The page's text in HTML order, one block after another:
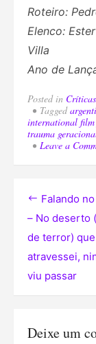
Roteiro:
Elenco:
Villa
Ano de
Posted in Críticas
Tagged
international
trauma
Leave a
de
Post
Falando
– No deserto
de terror) que
atravessei,
viu passar
Deixe um